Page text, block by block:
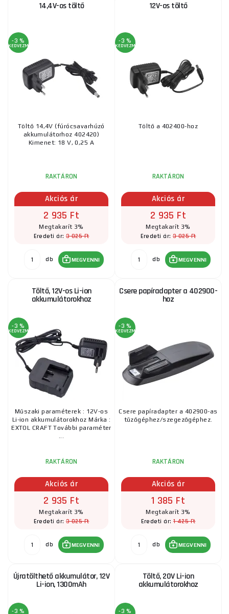
14,4V-os töltő
-3 %
KEDVEZMÉNY
Töltő 14,4V (fúrócsavarhúzó
akkumulátorhoz 402420)
Kimenet: 18 V, 0,25 A
RAKTÁRON
Akciós ár
2 935 Ft
Megtakarít 3%
Eredeti ár:3 025 Ft
db MEGVENNI
12V-os töltő
-3 %
KEDVEZMÉNY
Töltő a 402400-hoz
RAKTÁRON
Akciós ár
2 935 Ft
Megtakarít 3%
Eredeti ár:3 025 Ft
db MEGVENNI
Töltő, 12V-os Li-ion
akkumulátorokhoz
-3 %
KEDVEZMÉNY
Műszaki paraméterek : 12V-os
Li-ion akkumulátorokhoz Márka :
EXTOL CRAFT További paraméter
...
RAKTÁRON
Akciós ár
2 935 Ft
Megtakarít 3%
Eredeti ár:3 025 Ft
db MEGVENNI
Csere papíradapter a 402900-
hoz
-3 %
KEDVEZMÉNY
Csere papíradapter a 402900-as
tűzőgéphez/szegezőgéphez.
RAKTÁRON
Akciós ár
1 385 Ft
Megtakarít 3%
Eredeti ár:1 425 Ft
db MEGVENNI
Újratölthető akkumulátor, 12V
Li-ion, 1300mAh
-3 %
Töltő, 20V Li-ion
akkumulátorokhoz
-3 %